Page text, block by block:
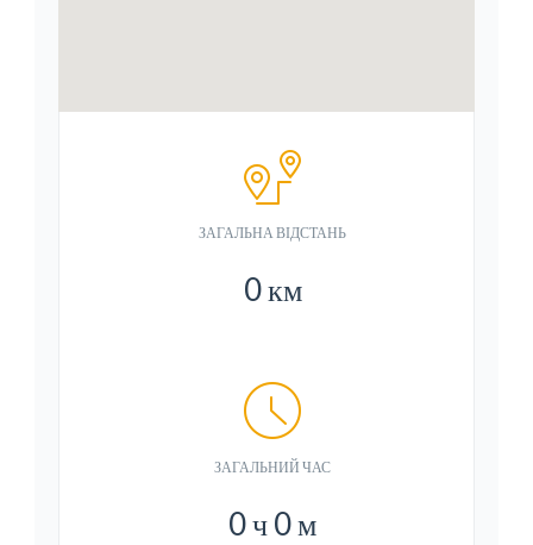
ЗАГАЛЬНА ВІДСТАНЬ
0км
ЗАГАЛЬНИЙ ЧАС
0ч0м